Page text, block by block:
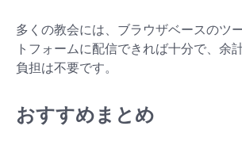
多くの教会には、ブラウザベースのツ
トフォームに配信できれば十分で、余
負担は不要です。
おすすめまとめ